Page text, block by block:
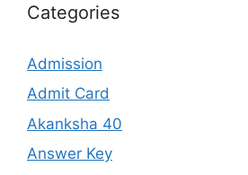
Categories
Admission
Admit Card
Akanksha 40
Answer Key